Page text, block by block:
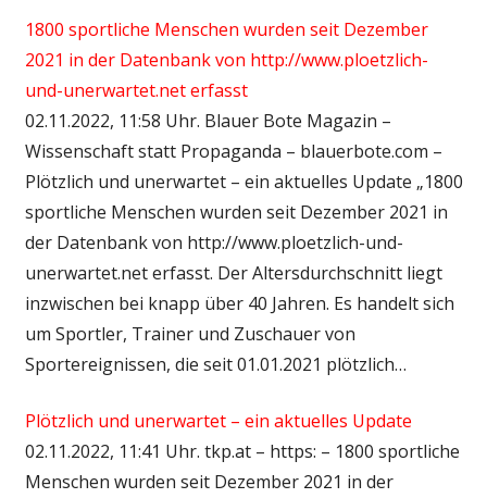
1800 sportliche Menschen wurden seit Dezember
2021 in der Datenbank von http://www.ploetzlich-
und-unerwartet.net erfasst
02.11.2022, 11:58 Uhr. Blauer Bote Magazin –
Wissenschaft statt Propaganda – blauerbote.com –
Plötzlich und unerwartet – ein aktuelles Update „1800
sportliche Menschen wurden seit Dezember 2021 in
der Datenbank von http://www.ploetzlich-und-
unerwartet.net erfasst. Der Altersdurchschnitt liegt
inzwischen bei knapp über 40 Jahren. Es handelt sich
um Sportler, Trainer und Zuschauer von
Sportereignissen, die seit 01.01.2021 plötzlich…
Plötzlich und unerwartet – ein aktuelles Update
02.11.2022, 11:41 Uhr. tkp.at – https: – 1800 sportliche
Menschen wurden seit Dezember 2021 in der